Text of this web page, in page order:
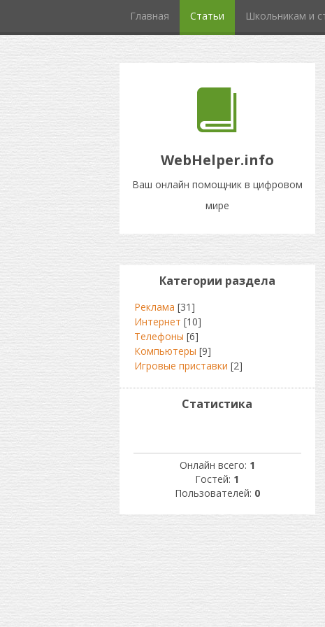
Главная Статьи Школьникам и
WebHelper.info
Ваш онлайн помощник в цифровом
мире
Категории раздела
Реклама [31]
Интернет [10]
Телефоны [6]
Компьютеры [9]
Игровые приставки [2]
Статистика
Онлайн всего: 1
Гостей: 1
Пользователей: 0